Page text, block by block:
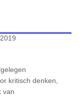
kritisch denken,
van